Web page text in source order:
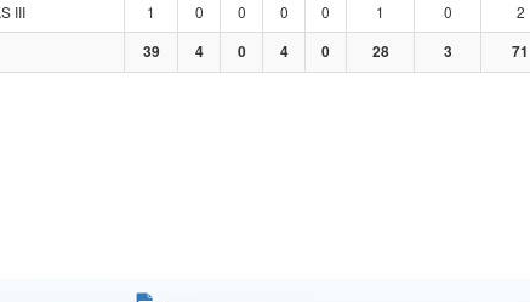
III 1 0 0 0 0 1 0 2
39 4 0 4 0 28 3 71